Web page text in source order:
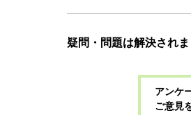
疑問・問題は解決され
アンケ
ご意見